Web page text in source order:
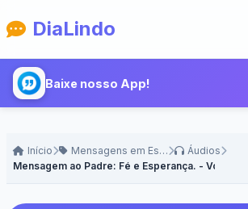
DiaLindo
Baixe nosso App!
Início Mensagens em Espanhol
Áudios
Mensagem ao Padre: Fé e Esperança. - Voz